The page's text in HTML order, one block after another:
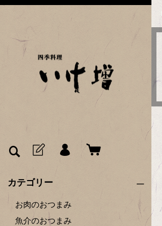
カテゴリー
お肉のおつまみ
魚介のおつまみ